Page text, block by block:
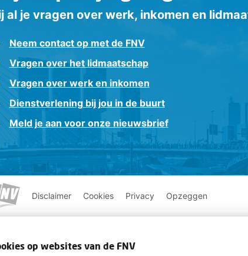
al je vragen over werk, inkomen en
Neem contact op met de FNV
Vragen over het lidmaatschap
Vragen over werk en inkomen
Dienstverlening bij jou in de buurt
Meld je aan voor onze nieuwsbrief
Disclaimer Cookies Privacy Opzeggen
op websites van de FNV